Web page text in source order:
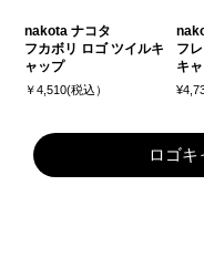
nakota ナコタ
フカボリ ロゴ ツイルキ
ャップ
￥4,510(税込）
フ
キ
ロゴキ